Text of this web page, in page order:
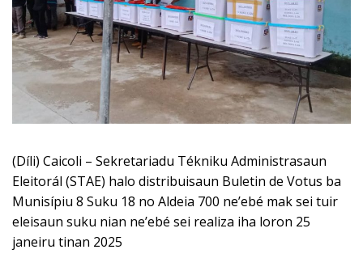
(Díli) Caicoli – Sekretariadu Tékniku Administrasaun
Eleitorál (STAE) halo distribuisaun Buletin de Votus ba
Munisípiu 8 Suku 18 no Aldeia 700 ne’ebé mak sei tuir
eleisaun suku nian ne’ebé sei realiza iha loron 25
janeiru tinan 2025